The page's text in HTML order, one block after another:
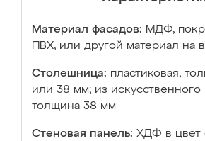
Материал фасадов: МДФ,
ПВХ, или другой материал на
Столешница: пластиковая,
или 38 мм; из искусственного
толщина 38 мм
Стеновая панель: ХДФ в цвет